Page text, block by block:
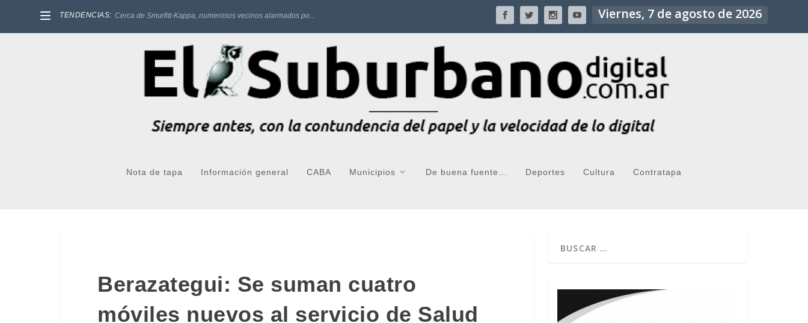
TENDENCIAS: Cerca de Smurfitt-Kappa, numerosos vecinos alarmados po... Viernes, 7 de agosto de 2026
Nota de tapa Información general CABA Municipios De buena fuente... Deportes Cultura Contratapa
Berazategui: Se suman cuatro
móviles nuevos al servicio de Salud